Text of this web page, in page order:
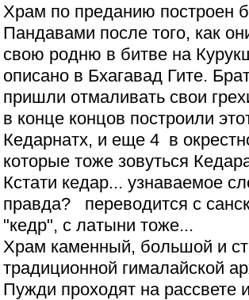
Храм по преданию построен
Пандавами после того, как
свою родню в битве на
описано в Бхагавад Гите.
пришли отмаливать свои
в конце концов построили
Кедарнатх, и еще 4 в
которые тоже зовуться
Кстати кедар... узнаваемое
правда? переводится с
"кедр", с латыни тоже...
Храм каменный, большой и
традиционной гималайской
Пужди проходят на рассвете